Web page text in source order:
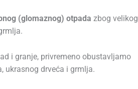
(glomaznog) otpada zbog velikog
i granje, privremeno obustavljamo
ukrasnog drveća i grmlja.